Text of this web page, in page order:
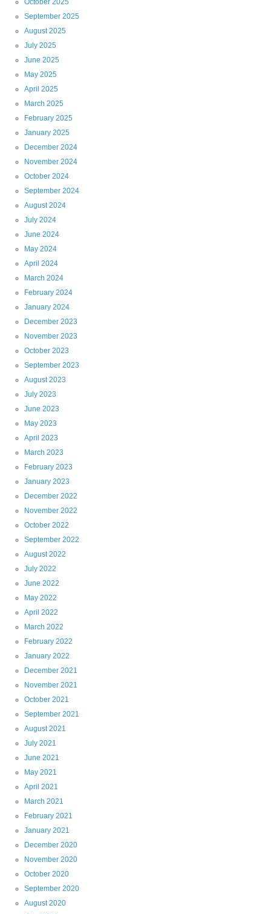
October 2025
September 2025
August 2025
July 2025
June 2025
May 2025
April 2025
March 2025
February 2025
January 2025
December 2024
November 2024
October 2024
September 2024
August 2024
July 2024
June 2024
May 2024
April 2024
March 2024
February 2024
January 2024
December 2023
November 2023
October 2023
September 2023
August 2023
July 2023
June 2023
May 2023
April 2023
March 2023
February 2023
January 2023
December 2022
November 2022
October 2022
September 2022
August 2022
July 2022
June 2022
May 2022
April 2022
March 2022
February 2022
January 2022
December 2021
November 2021
October 2021
September 2021
August 2021
July 2021
June 2021
May 2021
April 2021
March 2021
February 2021
January 2021
December 2020
November 2020
October 2020
September 2020
August 2020